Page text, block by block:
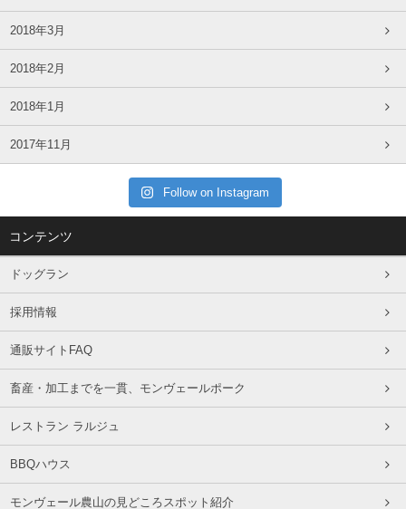
2018年3月
2018年2月
2018年1月
2017年11月
Follow on Instagram
コンテンツ
ドッグラン
採用情報
通販サイトFAQ
畜産・加工までを一貫、モンヴェールポーク
レストラン ラルジュ
BBQハウス
モンヴェール農山の見どころスポット紹介